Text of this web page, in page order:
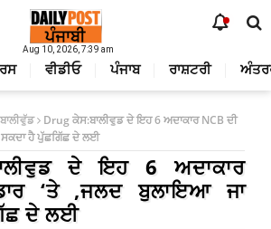
Aug 10, 2026, 7:39 am
ਵੀਡੀਓ ਪੰਜਾਬ ਰਾਸ਼ਟਰੀ
ਬਾਲੀਵੁੱਡ
Drug ਕੇਸ:ਬਾਲੀਵੁਡ ਦੇ ਇਹ 6 ਅਦਾਕਾਰ NCB ਦੀ
ਹੈ ਪੁੱਛਗਿੱਛ ਦੇ ਲਈ
ਦੇ ਇਹ 6 ਅਦਾਕਾਰ
‘ਤੇ ,ਜਲਦ ਬੁਲਾਇਆ ਜਾ
ਦੇ ਲਈ